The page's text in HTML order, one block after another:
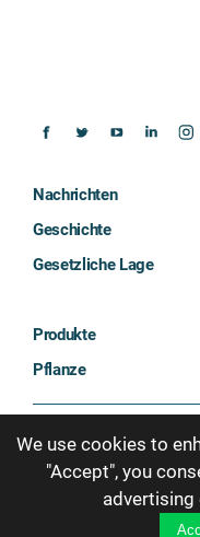
Nachrichten
Geschichte
Gesetzliche Lage
Produkte
Pflanze
Datenschutzerklärung
Impressum
We use cookies to
"Accept", you
advertising